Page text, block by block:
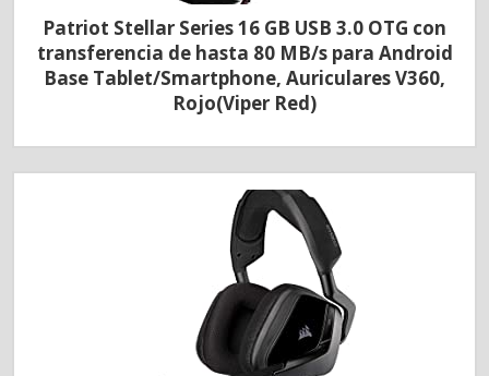
Patriot Stellar Series 16 GB USB 3.0 OTG con
transferencia de hasta 80 MB/s para Android
Base Tablet/Smartphone, Auriculares V360,
Rojo(Viper Red)